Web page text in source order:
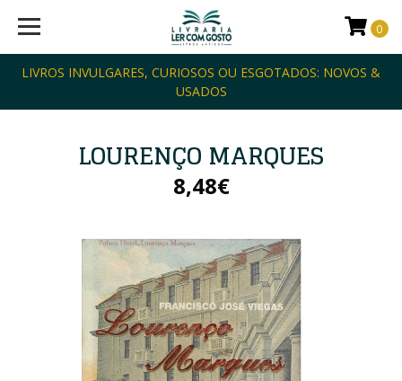
LIVROS INVULGARES, CURIOSOS OU ESGOTADOS: NOVOS &
USADOS
0
LOURENÇO MARQUES
8,48€